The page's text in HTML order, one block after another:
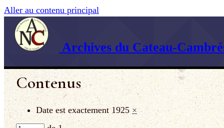
Aller au contenu principal
Archives du Cateau-
Contenus
Date est exactement 1925 ×